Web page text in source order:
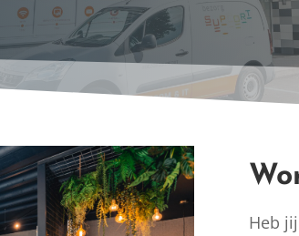
Heb